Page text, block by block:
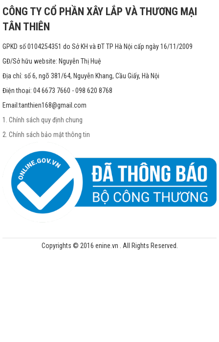
chuẩn của Úc, cũng được đánh giá là dòng sản phẩmthiết bị bể bơi cao cấp
thế giới. Thị trường Việt Nam đã đón nhận dòng sản phẩm này nhiều năm, đặc
– Bình lọc cát bể bơi Astral: Đây là dòng sản phẩm sớm nhất trên thế giới, cũng
là dòng sản phẩm vào thị trường Việt nam đầu tiên. Do đó khi nhắc đến thiết bị
bể bơi người ta hay nhắc đến hãng Astral nó được ăn sâu vào tri thức người sử
Bình lọc cát bể bơi
2. Máy bơm bể bơi.
– Để có một hồ bơi chất lượng và ứng ý nhất, xung quanh đó có hàng chục vấn
CÔNG TY CỔ PHẦN XÂY LẮP VÀ THƯƠNG MẠI
TÂN THIÊN
GPKD số 0104254351 do Sở KH và ĐT TP Hà Nội cấp ngày 16/11/2009
GĐ/Sở hữu website: Nguyễn Thị Huệ
Địa chỉ: số 6, ngõ 381/64, Nguyễn Khang, Cầu Giấy, Hà Nội
Điện thoại: 04 6673 7660 - 098 620 8768
Email:tanthien168@gmail.com
1. Chính sách quy định chung
2. Chính sách bảo mật thông tin
Copyrights © 2016 enine.vn . All Rights Reserved.